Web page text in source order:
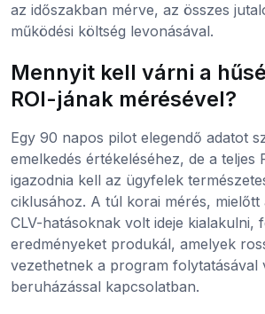
az időszakban mérve, az összes
működési költség levonásával.
Mennyit kell várni a
ROI-jának mérésével?
Egy 90 napos pilot elegendő adatot
emelkedés értékeléséhez, de a teljes
igazodnia kell az ügyfelek
ciklusához. A túl korai mérés, mielőtt
CLV-hatásoknak volt ideje kialakulni,
eredményeket produkál, amelyek
vezethetnek a program folytatásával
beruházással kapcsolatban.